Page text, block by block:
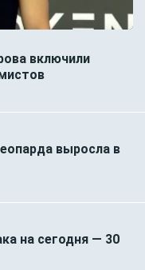
включили
выросла в
на сегодня — 30